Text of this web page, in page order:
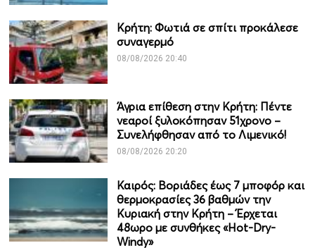
Κρήτη: Φωτιά σε σπίτι προκάλεσε
συναγερμό
08/08/2026 20:40
Άγρια επίθεση στην Κρήτη: Πέντε
νεαροί ξυλοκόπησαν 51χρονο –
Συνελήφθησαν από το Λιμενικό!
08/08/2026 20:20
Καιρός: Βοριάδες έως 7 μποφόρ και
θερμοκρασίες 36 βαθμών την
Κυριακή στην Κρήτη – Έρχεται
48ωρο με συνθήκες «Hot-Dry-
Windy»